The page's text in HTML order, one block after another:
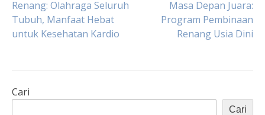
Navigasi
pos
Renang: Olahraga Seluruh
Tubuh, Manfaat Hebat
untuk Kesehatan Kardio
Masa Depan Juara:
Program Pembinaan
Renang Usia Dini
Cari
Cari